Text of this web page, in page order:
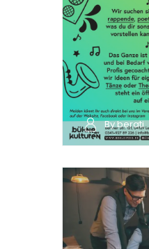
By berati